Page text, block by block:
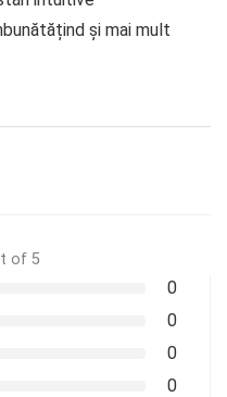
și mai mult
of 5
0
0
0
0